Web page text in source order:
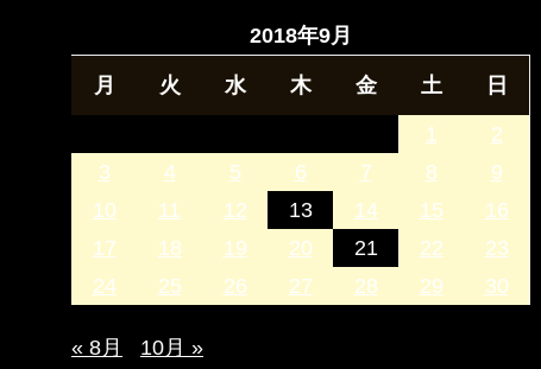
2018年9月
月 火 水 木 金 土 日
1
2
3
4 5 6 7 8
9
10
11 12 13 14 15
16
17
18 19 20 21 22
23
24
25 26 27 28 29 30
« 8月 10月 »